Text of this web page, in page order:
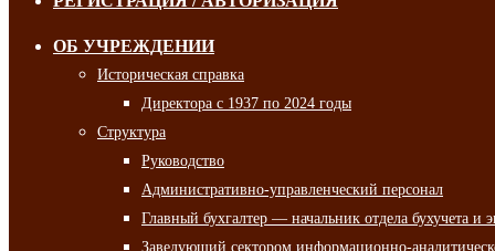
ОБ УЧРЕЖДЕНИИ
Историческая справка
Директора с 1937 по 2024 годы
Структура
Руководство
Административно-управленческий персонал
Главный бухгалтер — начальник отдела бухучета и
Заведующий сектором информационно-